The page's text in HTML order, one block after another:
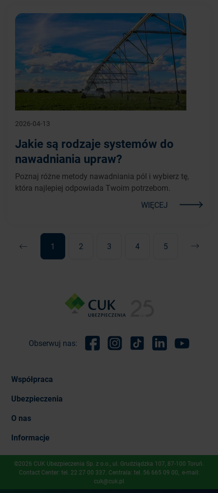
2026-04-13
Jakie są rodzaje systemów do
nawadniania upraw?
Poznaj różne metody nawadniania pól i wybierz tę,
która najlepiej odpowiada Twoim potrzebom.
WIĘCEJ
1 2 3 4 5
Obserwuj nas:
Współpraca
Ubezpieczenia
O nas
Informacje
©2026 CUK Ubezpieczenia Sp. z o.o., ​ul. Grudziądzka 107, 87-100 Toruń.
Contact Center: tel. 22 27 00 337 . Centrala: tel. 56 665 09 00 , e-mail:
cuk@cuk.pl